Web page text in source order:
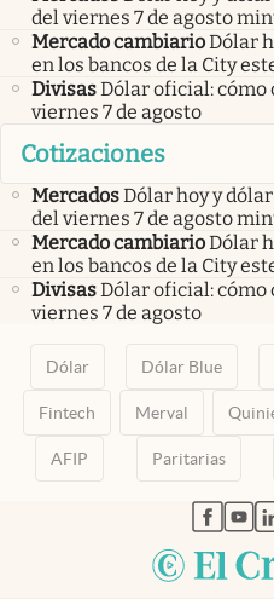
del viernes 7 de agosto
Mercado cambiarioDólar
en los bancos de la City
DivisasDólar oficial: cómo
viernes 7 de agosto
Cotizaciones
MercadosDólar hoy y
del viernes 7 de agosto
Mercado cambiarioDólar
en los bancos de la City
DivisasDólar oficial: cómo
viernes 7 de agosto
Dólar Dólar Blue
Fintech Merval
AFIP Paritarias
abre